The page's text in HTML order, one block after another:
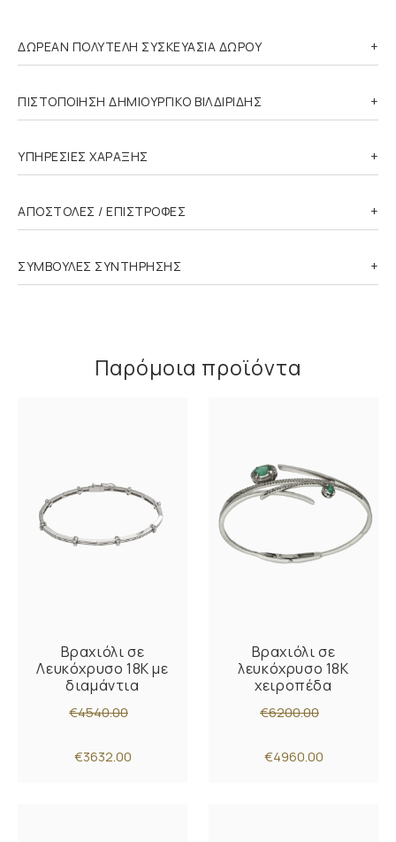
ΔΩΡΕΑΝ ΠΟΛΥΤΕΛΗ ΣΥΣΚΕΥΑΣΙΑ ΔΩΡΟΥ
ΠΙΣΤΟΠΟΙΗΣΗ ΔΗΜΙΟΥΡΓΙΚΟ ΒΙΛΔΙΡΙΔΗΣ
ΥΠΗΡΕΣΙΕΣ ΧΑΡΑΞΗΣ
ΑΠΟΣΤΟΛΕΣ / ΕΠΙΣΤΡΟΦΕΣ
ΣΥΜΒΟΥΛΕΣ ΣΥΝΤΗΡΗΣΗΣ
Παρόμοια προϊόντα
Βραχιόλι σε
Λευκόχρυσο 18K με
διαμάντια
€4540.00
€3632.00
Βραχιόλι σε
λευκόχρυσο 18Κ
χειροπέδα
€6200.00
€4960.00